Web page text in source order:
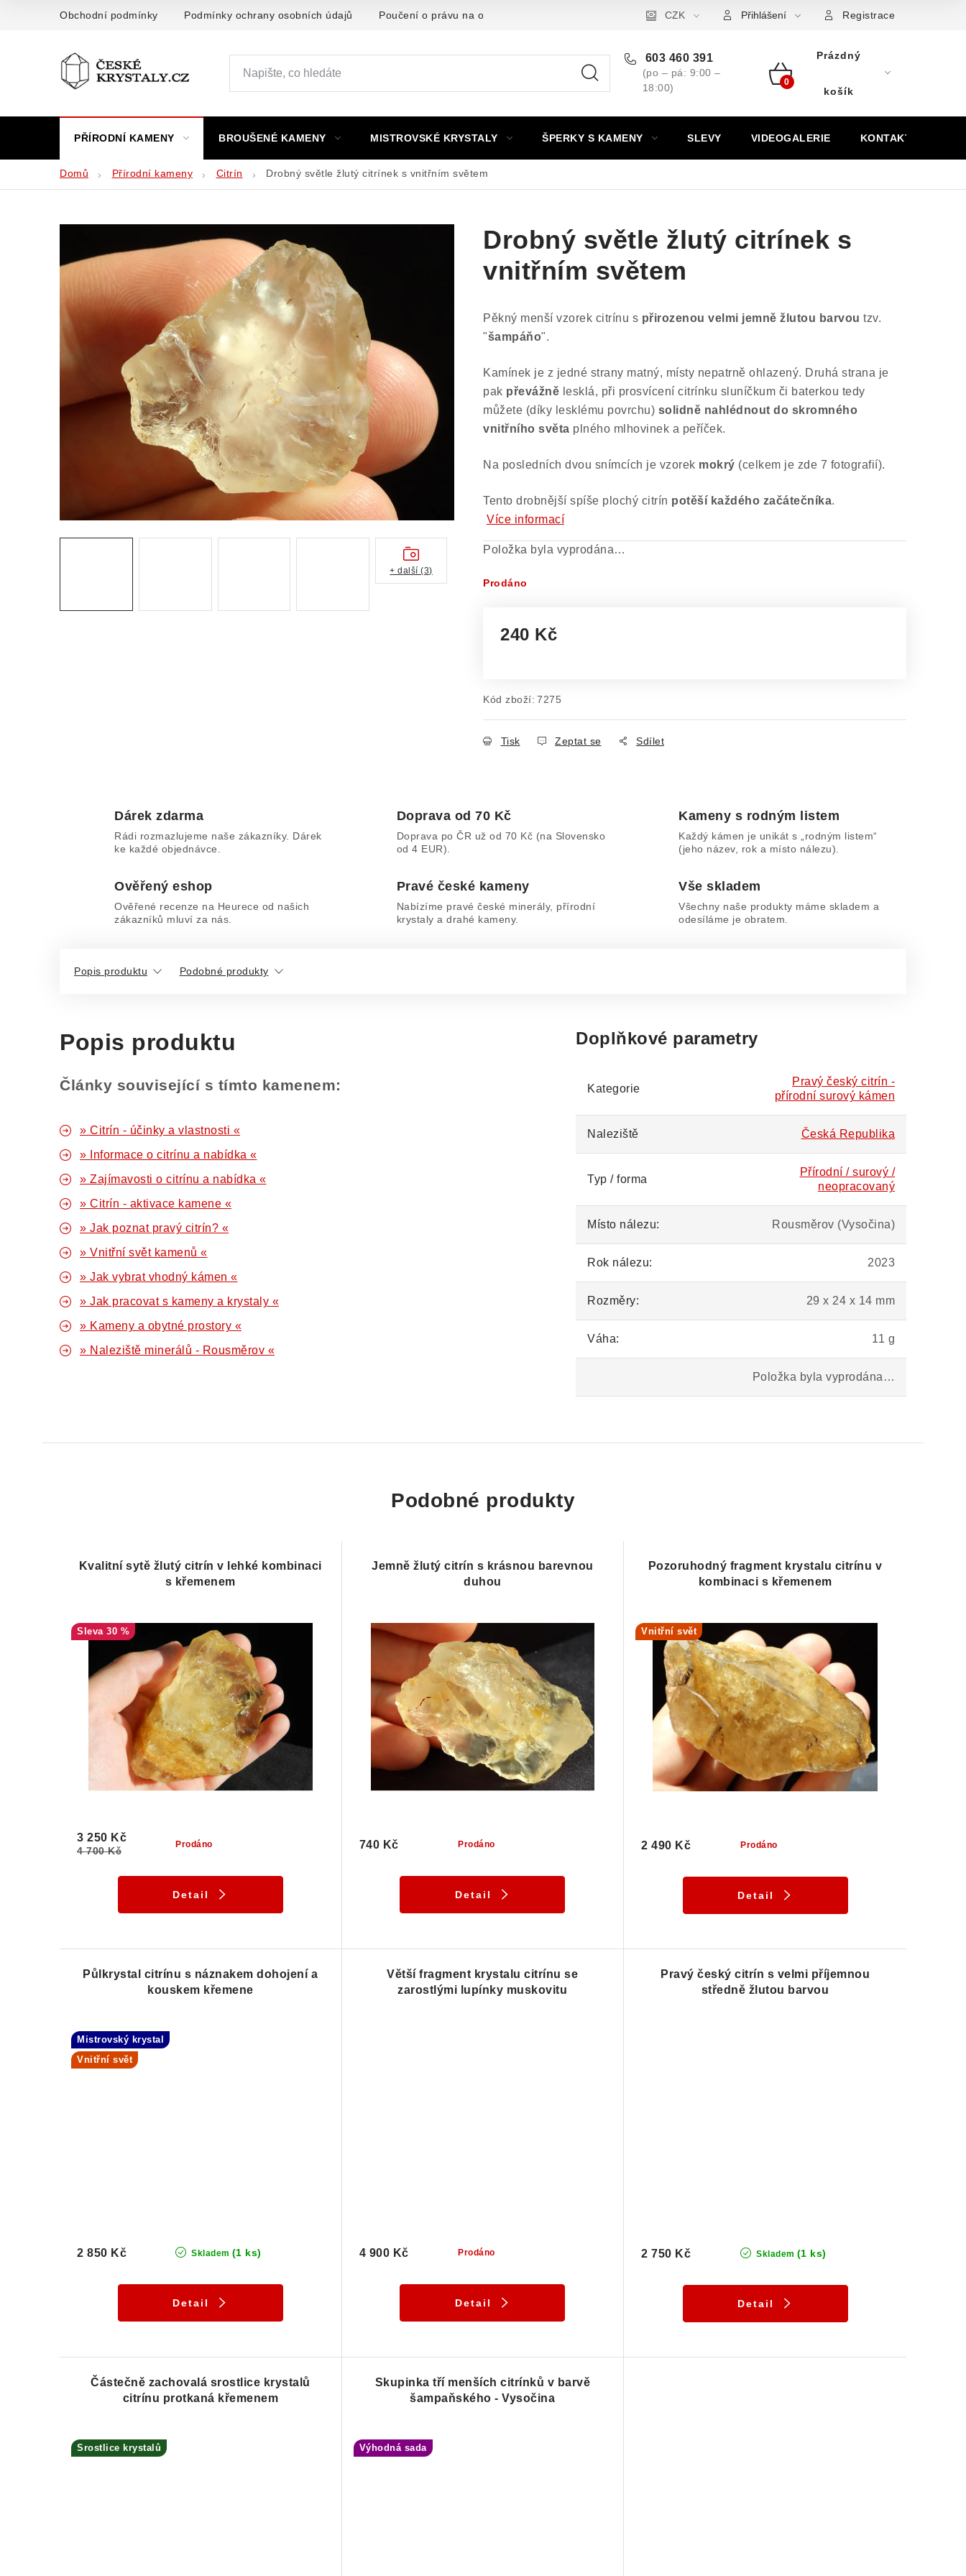
Obchodní podmínky Podmínky ochrany osobních údajů Poučení o právu na odstoupení od smlouvy Puncovní značky Výkup minerálů a drahých kamenů
CZK Přihlášení Registrace
603 460 391
(po – pá: 9:00 –
18:00)
Nákupní
Prázdný
košík
PŘÍRODNÍ KAMENY BROUŠENÉ KAMENY MISTROVSKÉ KRYSTALY ŠPERKY S KAMENY SLEVY VIDEOGALERIE KONTAKT
Domů Přírodní kameny Citrín Drobný světle žlutý citrínek s vnitřním světem
Drobný světle žlutý citrínek s
vnitřním světem
Pěkný menší vzorek citrínu s přirozenou velmi jemně žlutou barvou tzv.
"šampáňo".
Kamínek je z jedné strany matný, místy nepatrně ohlazený. Druhá strana je
pak převážně lesklá, při prosvícení citrínku sluníčkum či baterkou tedy
můžete (díky lesklému povrchu) solidně nahlédnout do skromného
vnitřního světa plného mlhovinek a peříček.
Na posledních dvou snímcích je vzorek mokrý (celkem je zde 7 fotografií).
Tento drobnější spíše plochý citrín potěší každého začátečníka.
Více informací
Položka byla vyprodána…
Prodáno
240 Kč
Kód zboží: 7275
Tisk Zeptat se Sdílet
+ další (3)
Dárek zdarma
Rádi rozmazlujeme naše zákazníky. Dárek
ke každé objednávce.
Doprava od 70 Kč
Doprava po ČR už od 70 Kč (na Slovensko
od 4 EUR).
Kameny s rodným listem
Každý kámen je unikát s „rodným listem“
(jeho název, rok a místo nálezu).
Ověřený eshop
Ověřené recenze na Heurece od našich
zákazníků mluví za nás.
Pravé české kameny
Nabízíme pravé české minerály, přírodní
krystaly a drahé kameny.
Vše skladem
Všechny naše produkty máme skladem a
odesíláme je obratem.
Popis produktu Podobné produkty
Popis produktu
Články související s tímto kamenem:
» Citrín - účinky a vlastnosti «
» Informace o citrínu a nabídka «
» Zajímavosti o citrínu a nabídka «
» Citrín - aktivace kamene «
» Jak poznat pravý citrín? «
» Vnitřní svět kamenů «
» Jak vybrat vhodný kámen «
» Jak pracovat s kameny a krystaly «
» Kameny a obytné prostory «
» Naleziště minerálů - Rousměrov «
Doplňkové parametry
Kategorie
Pravý český citrín -
přírodní surový kámen
Naleziště Česká Republika
Typ / forma
Přírodní / surový /
neopracovaný
Místo nálezu: Rousměrov (Vysočina)
Rok nálezu: 2023
Rozměry: 29 x 24 x 14 mm
Váha: 11 g
Položka byla vyprodána…
Podobné produkty
Kvalitní sytě žlutý citrín v lehké kombinaci
s křemenem
30 %
Prodáno
3 250 Kč
4 700 Kč
Detail
Jemně žlutý citrín s krásnou barevnou
duhou
Prodáno
740 Kč
Detail
Pozoruhodný fragment krystalu citrínu v
kombinaci s křemenem
Vnitřní svět
Prodáno
2 490 Kč
Detail
Půlkrystal citrínu s náznakem dohojení a
kouskem křemene
Mistrovský krystal
Vnitřní svět
Skladem (1 ks)
2 850 Kč
Detail
Větší fragment krystalu citrínu se
zarostlými lupínky muskovitu
Prodáno
4 900 Kč
Detail
Pravý český citrín s velmi příjemnou
středně žlutou barvou
Skladem (1 ks)
2 750 Kč
Detail
Částečně zachovalá srostlice krystalů
citrínu protkaná křemenem
Srostlice krystalů
Skupinka tří menších citrínků v barvě
šampaňského - Vysočina
Výhodná sada